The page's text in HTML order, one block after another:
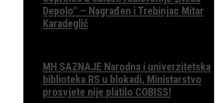
Depolo“ – Nagrađen i Trebinjac Mitar
Karadeglić
MH SAZNAJE Narodna i univerzitetska
biblioteka RS u blokadi, Ministarstvo
prosvjete nije platilo COBISS!